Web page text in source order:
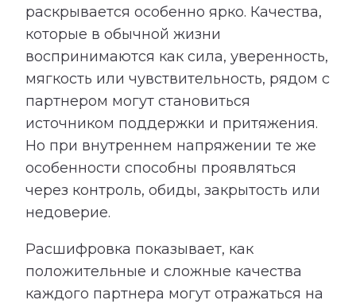
раскрывается особенно ярко. Качества,
которые в обычной жизни
воспринимаются как сила, уверенность,
мягкость или чувствительность, рядом с
партнером могут становиться
источником поддержки и притяжения.
Но при внутреннем напряжении те же
особенности способны проявляться
через контроль, обиды, закрытость или
недоверие.
Расшифровка показывает, как
положительные и сложные качества
каждого партнера могут отражаться на